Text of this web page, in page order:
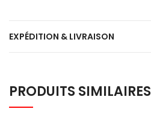
EXPÉDITION & LIVRAISON
PRODUITS SIMILAIRES